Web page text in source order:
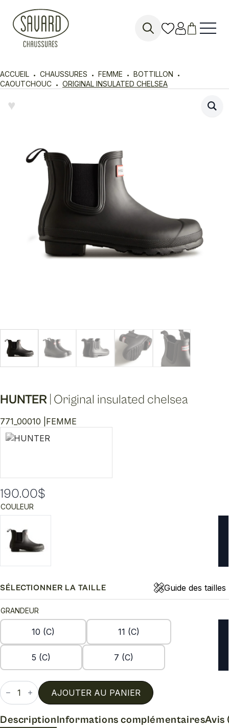
ACCUEIL CHAUSSURES FEMME
BOTTILLON
CAOUTCHOUC
ORIGINAL INSULATED CHELSEA
♥︎
HUNTER Original insulated chelsea
771_00010 | FEMME
190.00$
COULEUR
SÉLECTIONNER LA TAILLE Guide des tailles
GRANDEUR
10 (C) 11 (C)
5 (C) 7 (C)
quantité
de
Original
chelsea
AJOUTER AU PANIER
DescriptionInformations complémentairesAvis